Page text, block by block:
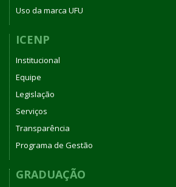
Uso da marca UFU
ICENP
Institucional
Equipe
Legislação
Serviços
Transparência
Programa de Gestão
GRADUAÇÃO